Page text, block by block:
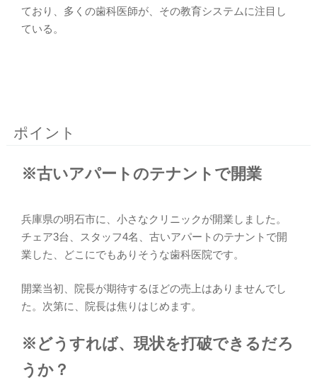
ており、多くの歯科医師が、その教育システムに注目し
ている。
ポイント
※古いアパートのテナントで開業
兵庫県の明石市に、小さなクリニックが開業しました。
チェア3台、スタッフ4名、古いアパートのテナントで開
業した、どこにでもありそうな歯科医院です。
開業当初、院長が期待するほどの売上はありませんでし
た。次第に、院長は焦りはじめます。
※どうすれば、現状を打破できるだろ
うか？